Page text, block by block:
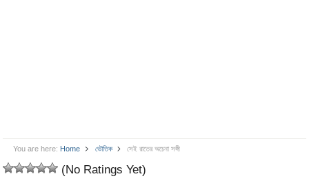
You are here: Home ভৌতিক সেই রাতের অচেনা সঙ্গী
(No Ratings Yet)